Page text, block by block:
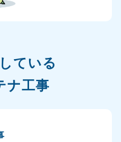
ている
ナ工事